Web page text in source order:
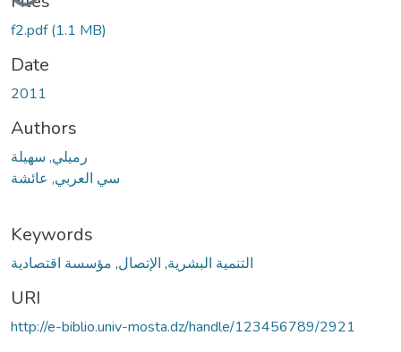
f2.pdf(1.1 MB)
Date
2011
Authors
رميلي, سهيلة
سي العربي, عائشة
Keywords
التنمية البشرية, الإتصال, مؤسسة اقتصادية
URI
http://e-biblio.univ-mosta.dz/handle/123456789/2921